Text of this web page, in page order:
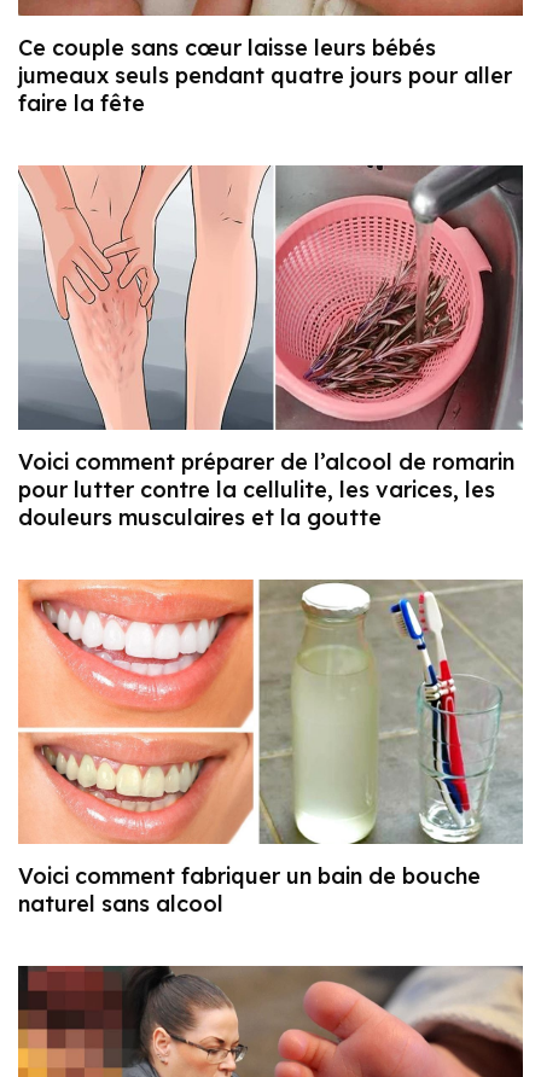
Ce couple sans cœur laisse leurs bébés
jumeaux seuls pendant quatre jours pour aller
faire la fête
Voici comment préparer de l’alcool de romarin
pour lutter contre la cellulite, les varices, les
douleurs musculaires et la goutte
Voici comment fabriquer un bain de bouche
naturel sans alcool